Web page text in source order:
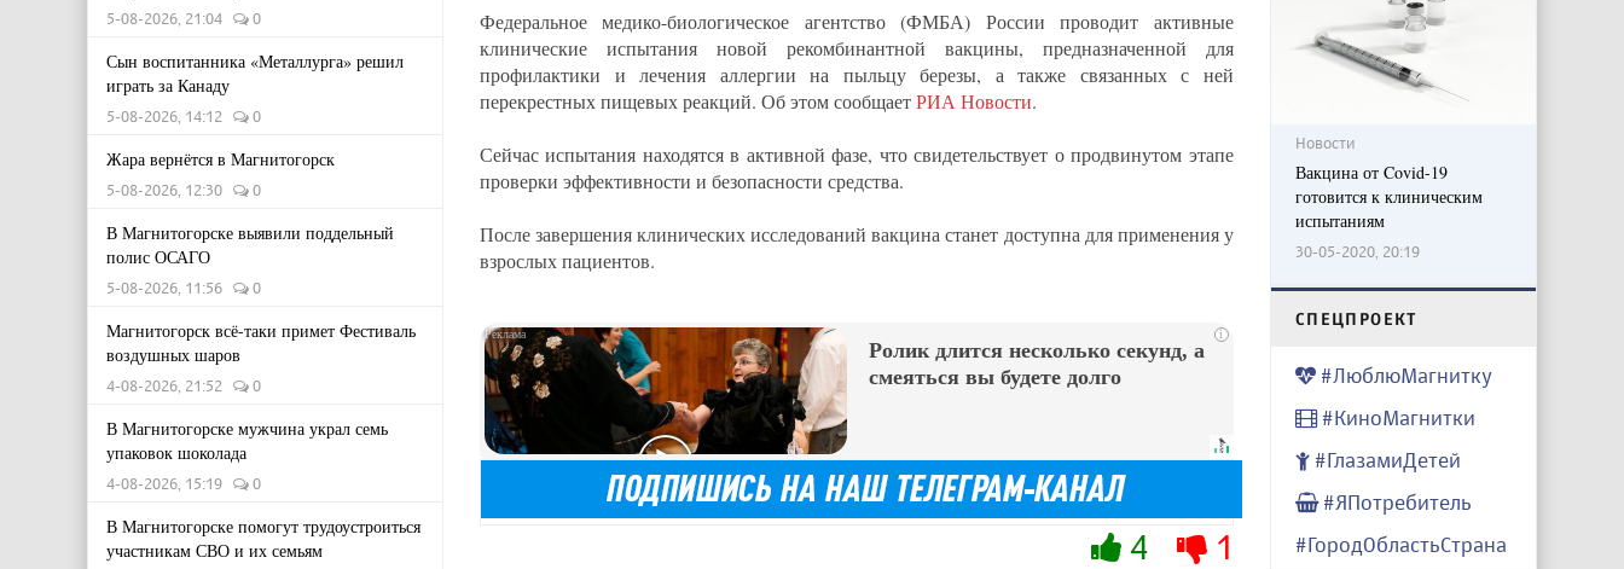
5-08-2026, 21:04 0
Сын воспитанника «Металлурга» решил
играть за Канаду
5-08-2026, 14:12 0
Жара вернётся в Магнитогорск
5-08-2026, 12:30 0
В Магнитогорске выявили поддельный
полис ОСАГО
5-08-2026, 11:56 0
Магнитогорск всё-таки примет Фестиваль
воздушных шаров
4-08-2026, 21:52 0
В Магнитогорске мужчина украл семь
упаковок шоколада
4-08-2026, 15:19 0
В Магнитогорске помогут трудоустроиться
участникам СВО и их семьям
Федеральное медико-биологическое агентство (ФМБА) России проводит активные
клинические испытания новой рекомбинантной вакцины, предназначенной для
профилактики и лечения аллергии на пыльцу березы, а также связанных с ней
перекрестных пищевых реакций. Об этом сообщаетРИА Новости.
Сейчас испытания находятся в активной фазе, что свидетельствует о продвинутом этапе
проверки эффективности и безопасности средства.
После завершения клинических исследований вакцина станет доступна для применения у
взрослых пациентов.
i
Ролик длится несколько секунд, а
смеяться вы будете долго
4 1
Новости
Вакцина от Covid-19
готовится к клиническим
испытаниям
30-05-2020, 20:19
CПЕЦПРОЕКТ
#ЛюблюМагнитку
#КиноМагнитки
#ГлазамиДетей
#ЯПотребитель
#ГородОбластьСтрана